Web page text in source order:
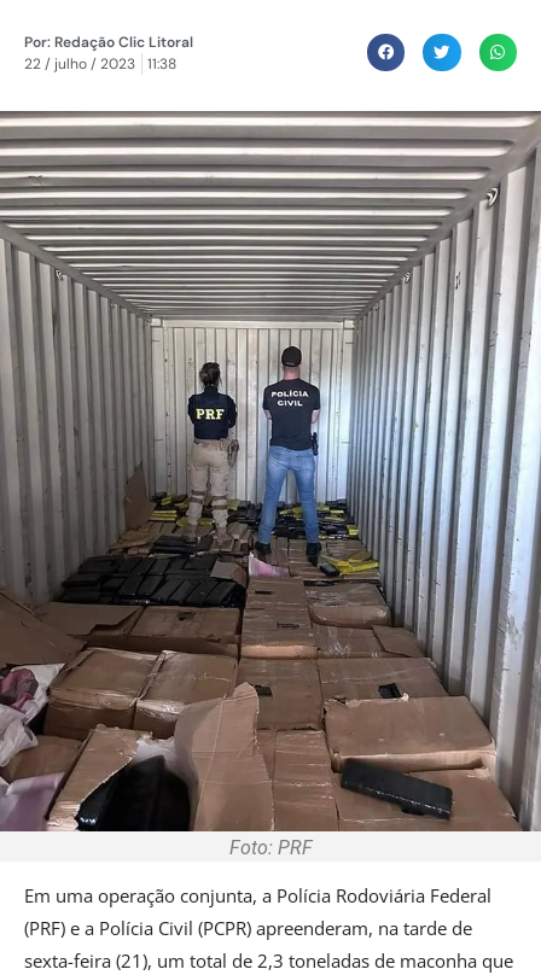
Por:Redação Clic Litoral
22 / julho / 2023
11:38
Foto: PRF
Em uma operação conjunta, a Polícia Rodoviária Federal
(PRF) e a Polícia Civil (PCPR) apreenderam, na tarde de
sexta-feira (21), um total de 2,3 toneladas de maconha que